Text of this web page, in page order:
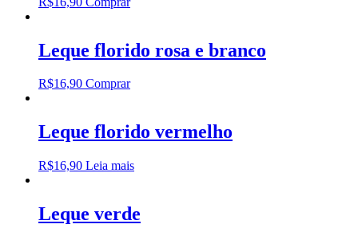
Leque florido rosa e branco
R$16,90 Comprar
Leque florido vermelho
R$16,90 Leia mais
Leque verde